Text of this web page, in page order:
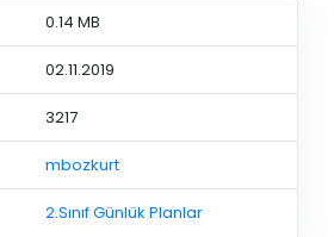
0.14 MB
02.11.2019
3217
mbozkurt
2.Sınıf Günlük Planlar